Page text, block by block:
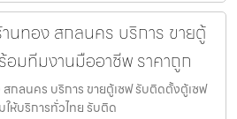
นทอง สกลนคร บริการ ขายตู้
อมทีมงานมืออาชีพ ราคาถูก
กลนคร บริการ ขายตู้เซฟ รับติดตั้งตู้เซฟ
ห้บริการทั่วไทย รับติด